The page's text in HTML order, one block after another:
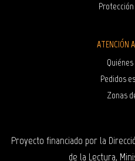
ATENCIÓN
Pedidos
Zonas
Proyecto financiado por la
de la Lectura,